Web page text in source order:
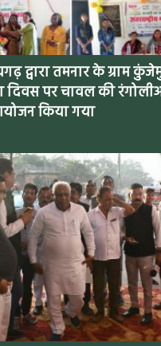
द्वारा तमनार के ग्राम
दिवस पर चावल की
किया गया